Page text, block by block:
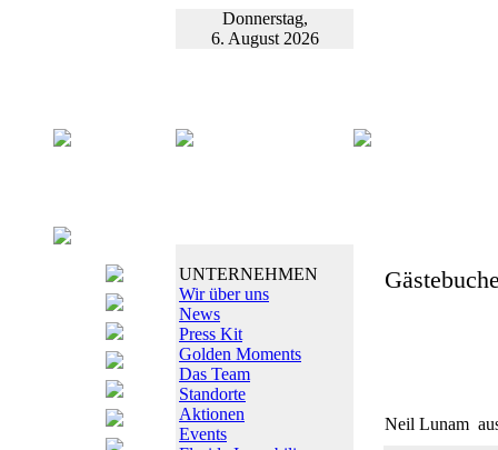
Donnerstag,
6. August 2026
UNTERNEHMEN
Wir über uns
News
Press Kit
Golden Moments
Das Team
Standorte
Aktionen
Events
Neil Lunam